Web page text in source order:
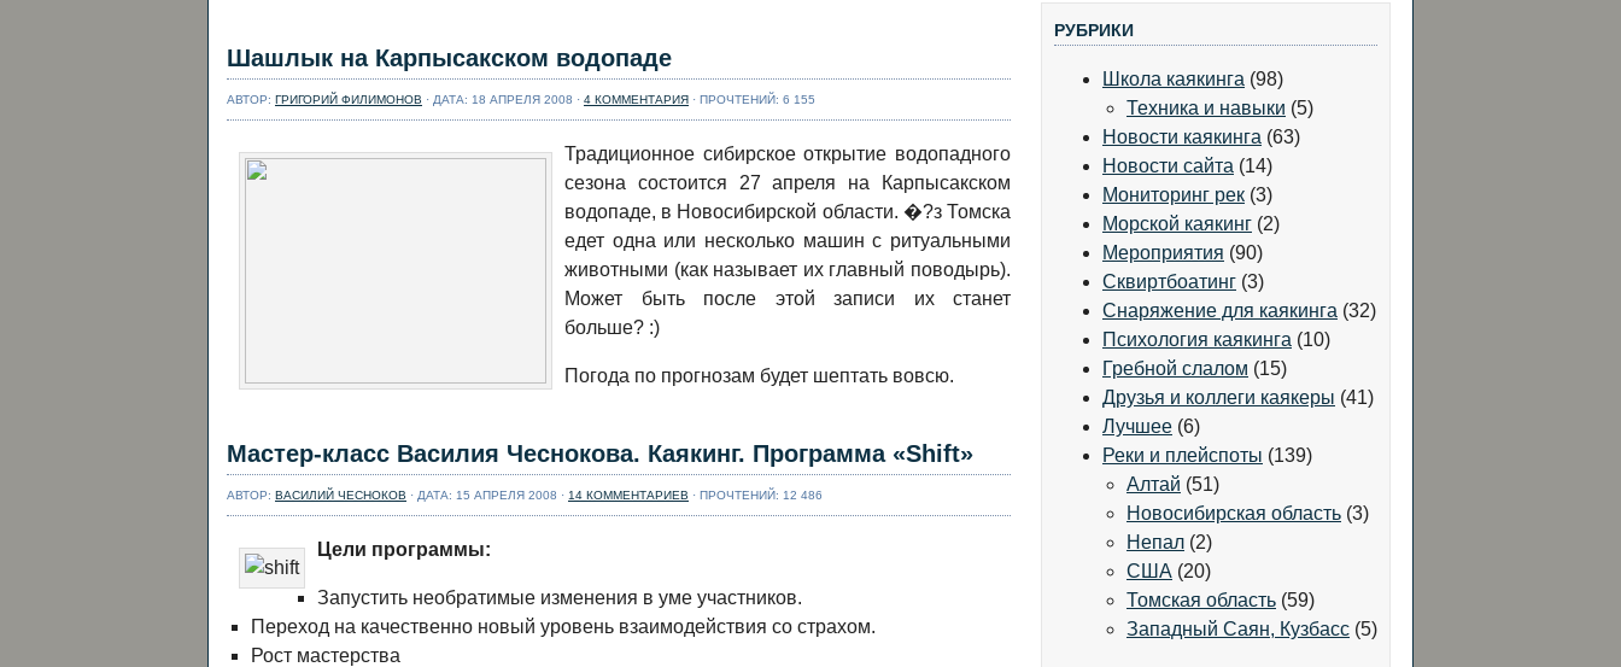
подкрадывается к тебе.
На этот раз авантюра
подкралась в виде
письма от милой
японочки ...Далее...
Спасработы на
Ушайке 2016. Анонс
[caption
id="attachment_3043"
align="alignnone"
width="615"] Хорошо
как клюет то сегодня.
2016 на Ушайке возле
памяти А.А.
Левашникова. Можно
участвовать на
Буря в стакане 2016.
Полиэтиленовый
репортаж
id="attachment_7126"
align="alignnone"
width="604"] Буря в
Шашлык на Карпысакском водопаде
АВТОР: ГРИГОРИЙ ФИЛИМОНОВ · ДАТА: 18 АПРЕЛЯ 2008 · 4 КОММЕНТАРИЯ · ПРОЧТЕНИЙ: 6 155
Традиционное сибирское открытие водопадного
сезона состоится 27 апреля на Карпысакском
водопаде, в Новосибирской области. �?з Томска
едет одна или несколько машин с ритуальными
животными (как называет их главный поводырь).
Может быть после этой записи их станет
больше? :)
Погода по прогнозам будет шептать вовсю.
Мастер-класс Василия Чеснокова. Каякинг. Программа «Shift»
АВТОР: ВАСИЛИЙ ЧЕСНОКОВ · ДАТА: 15 АПРЕЛЯ 2008 · 14 КОММЕНТАРИЕВ · ПРОЧТЕНИЙ: 12 486
Цели программы:
Запустить необратимые изменения в уме участников.
Переход на качественно новый уровень взаимодействия со страхом.
Рост мастерства
РУБРИКИ
Школа каякинга (98)
Техника и навыки (5)
Новости каякинга (63)
Новости сайта (14)
Мониторинг рек (3)
Морской каякинг (2)
Мероприятия (90)
Сквиртбоатинг (3)
Снаряжение для каякинга (32)
Психология каякинга (10)
Гребной слалом (15)
Друзья и коллеги каякеры (41)
Лучшее (6)
Реки и плейспоты (139)
Алтай (51)
Новосибирская область (3)
Непал (2)
США (20)
Томская область (59)
Западный Саян, Кузбасс (5)